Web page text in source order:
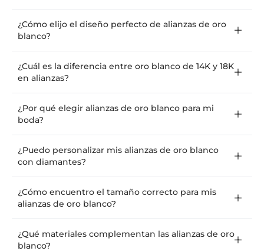
¿Cómo elijo el diseño perfecto de alianzas de oro
blanco?
¿Cuál es la diferencia entre oro blanco de 14K y 18K
en alianzas?
¿Por qué elegir alianzas de oro blanco para mi
boda?
¿Puedo personalizar mis alianzas de oro blanco
con diamantes?
¿Cómo encuentro el tamaño correcto para mis
alianzas de oro blanco?
¿Qué materiales complementan las alianzas de oro
blanco?